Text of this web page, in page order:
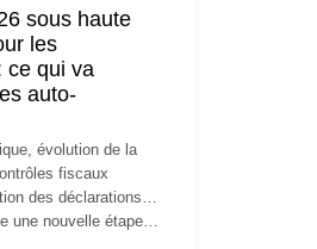
à une nouvelle
et implique
sous haute
les
ce qui va
auto-
évolution de la
fiscaux
des déclarations…
une nouvelle étape